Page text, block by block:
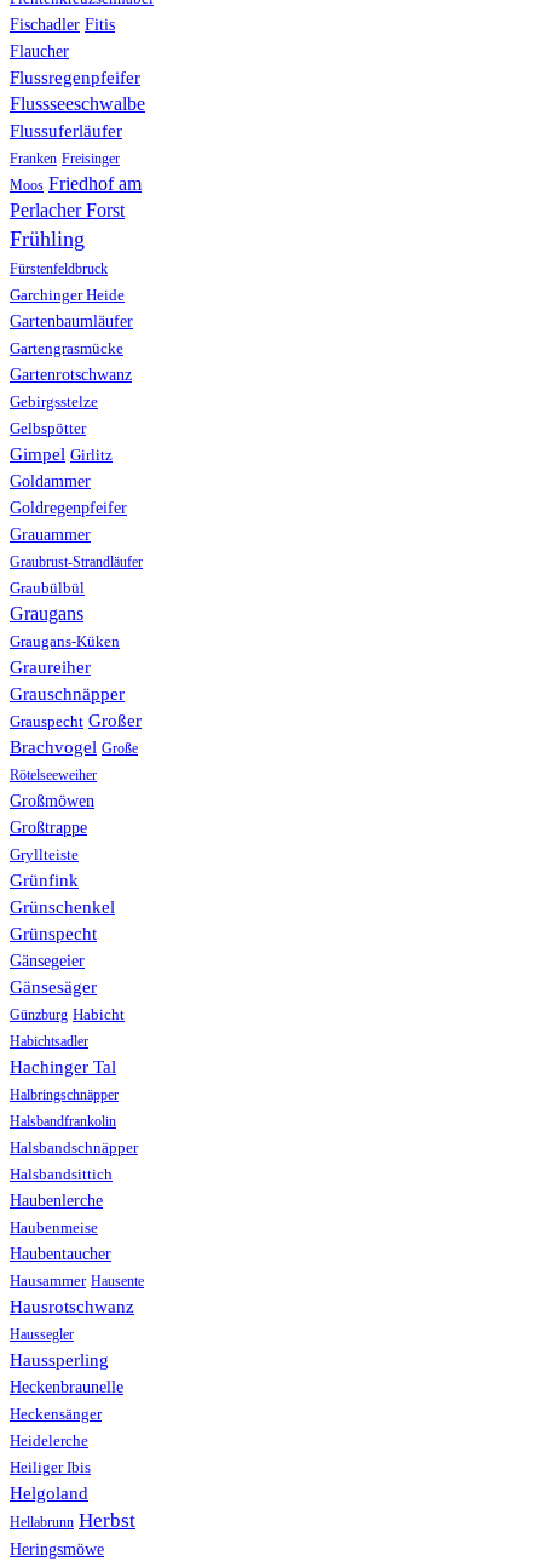
Fischadler Fitis
Flaucher
Flussregenpfeifer
Flussseeschwalbe
Flussuferläufer
Franken Freisinger
Moos Friedhof am
Perlacher Forst
Frühling
Fürstenfeldbruck
Garchinger Heide
Gartenbaumläufer
Gartengrasmücke
Gartenrotschwanz
Gebirgsstelze
Gelbspötter
Gimpel Girlitz
Goldammer
Goldregenpfeifer
Grauammer
Graubrust-Strandläufer
Graubülbül
Graugans
Graugans-Küken
Graureiher
Grauschnäpper
Grauspecht Großer
Brachvogel Große
Rötelseeweiher
Großmöwen
Großtrappe
Gryllteiste
Grünfink
Grünschenkel
Grünspecht
Gänsegeier
Gänsesäger
Günzburg Habicht
Habichtsadler
Hachinger Tal
Halbringschnäpper
Halsbandfrankolin
Halsbandschnäpper
Halsbandsittich
Haubenlerche
Haubenmeise
Haubentaucher
Hausammer Hausente
Hausrotschwanz
Haussegler
Haussperling
Heckenbraunelle
Heckensänger
Heidelerche
Heiliger Ibis
Helgoland
Hellabrunn Herbst
Heringsmöwe